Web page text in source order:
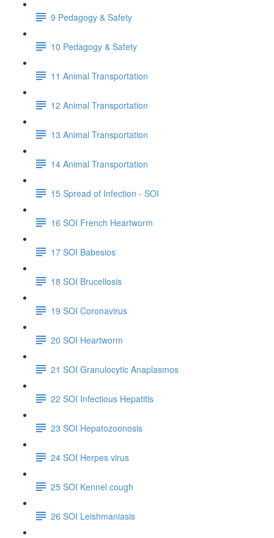
9 Pedagogy & Safety
10 Pedagogy & Safety
11 Animal Transportation
12 Animal Transportation
13 Animal Transportation
14 Animal Transportation
15 Spread of Infection - SOI
16 SOI French Heartworm
17 SOI Babesios
18 SOI Brucellosis
19 SOI Coronavirus
20 SOI Heartworm
21 SOI Granulocytic Anaplasmos
22 SOI Infectious Hepatitis
23 SOI Hepatozoonosis
24 SOI Herpes virus
25 SOI Kennel cough
26 SOI Leishmaniasis